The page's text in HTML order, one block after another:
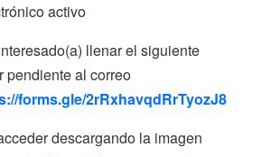
activo
llenar el siguiente
pendiente al correo
forms.gle/2rRxhavqdRrTyozJ8
descargando la imagen